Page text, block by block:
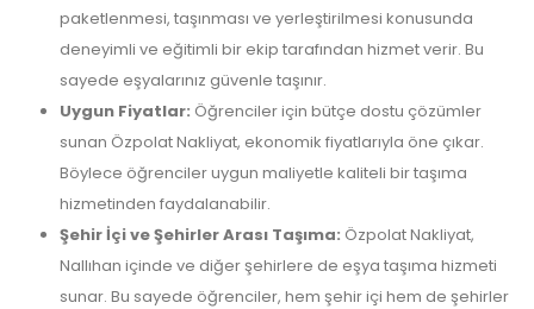
paketlenmesi, taşınması ve yerleştirilmesi konusunda
deneyimli ve eğitimli bir ekip tarafından hizmet verir. Bu
sayede eşyalarınız güvenle taşınır.
Uygun Fiyatlar: Öğrenciler için bütçe dostu çözümler
sunan Özpolat Nakliyat, ekonomik fiyatlarıyla öne çıkar.
Böylece öğrenciler uygun maliyetle kaliteli bir taşıma
hizmetinden faydalanabilir.
Şehir İçi ve Şehirler Arası Taşıma: Özpolat Nakliyat,
Nallıhan içinde ve diğer şehirlere de eşya taşıma hizmeti
sunar. Bu sayede öğrenciler, hem şehir içi hem de şehirler